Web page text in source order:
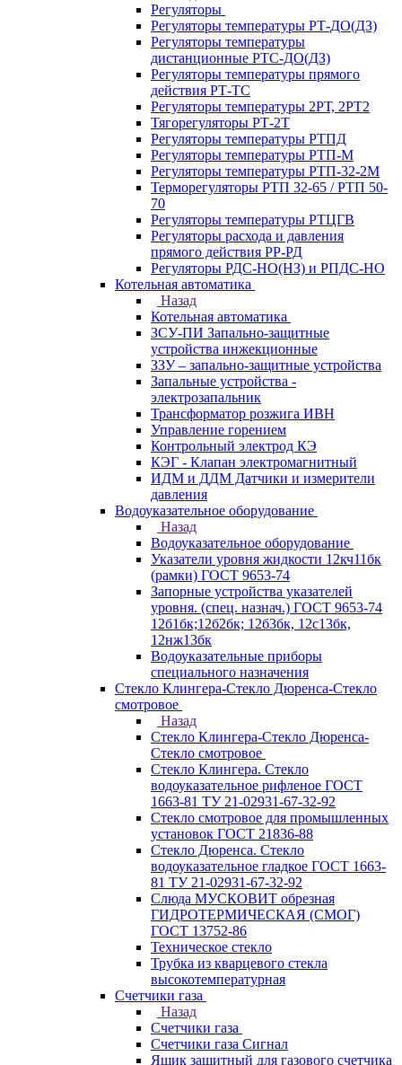
Регуляторы
Регуляторы температуры РТ-ДО(ДЗ)
Регуляторы температуры
дистанционные РТС-ДО(ДЗ)
Регуляторы температуры прямого
действия РТ-ТС
Регуляторы температуры 2РТ, 2РT2
Тягорегуляторы РТ-2Т
Регуляторы температуры РТПД
Регуляторы температуры РТП-M
Регуляторы температуры РТП-32-2М
Терморегуляторы РТП 32-65 / РТП 50-
70
Регуляторы температуры РТЦГВ
Регуляторы расхода и давления
прямого действия РР-РД
Регуляторы РДС-НО(НЗ) и РПДС-НО
Котельная автоматика
Назад
Котельная автоматика
ЗСУ-ПИ Запально-защитные
устройства инжекционные
ЗЗУ – запально-защитные устройства
Запальные устройства -
электрозапальник
Трансформатор розжига ИВН
Управление горением
Контрольный электрод КЭ
КЭГ - Клапан электромагнитный
ИДМ и ДДМ Датчики и измерители
давления
Водоуказательное оборудование
Назад
Водоуказательное оборудование
Указатели уровня жидкости 12кч11бк
(рамки) ГОСТ 9653-74
Запорные устройства указателей
уровня. (спец. назнач.) ГОСТ 9653-74
12б1бк;12б2бк; 12б3бк, 12с13бк,
12нж13бк
Водоуказательные приборы
специального назначения
Стекло Клингера-Стекло Дюренса-Стекло
смотровое
Назад
Стекло Клингера-Стекло Дюренса-
Стекло смотровое
Стекло Клингера. Стекло
водоуказательное рифленое ГОСТ
1663-81 ТУ 21-02931-67-32-92
Стекло смотровое для промышленных
установок ГОСТ 21836-88
Стекло Дюренса. Стекло
водоуказательное гладкое ГОСТ 1663-
81 ТУ 21-02931-67-32-92
Слюда МУСКОВИТ обрезная
ГИДРОТЕРМИЧЕСКАЯ (СМОГ)
ГОСТ 13752-86
Техническое стекло
Трубка из кварцевого стекла
высокотемпературная
Счетчики газа
Назад
Счетчики газа
Счетчики газа Сигнал
Ящик защитный для газового счетчика